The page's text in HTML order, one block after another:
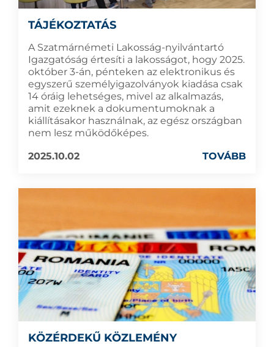
TÁJÉKOZTATÁS
A Szatmárnémeti Lakosság-nyilvántartó
Igazgatóság értesíti a lakosságot, hogy 2025.
október 3-án, pénteken az elektronikus és
egyszerű személyigazolványok kiadása csak
14 óráig lehetséges, mivel az alkalmazás,
amit ezeknek a dokumentumoknak a
kiállításakor használnak, az egész országban
nem lesz működőképes.
2025.10.02
TOVÁBB
KÖZÉRDEKŰ KÖZLEMÉNY